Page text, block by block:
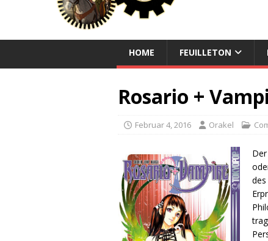
NEUE ABENTEUER
HOME FEUILLETON
Rosario +
Februar 4, 2016 Orakel